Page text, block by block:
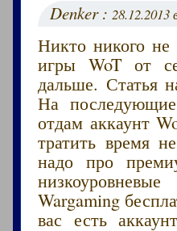
Denker :28.12.2013
Никто никого не
игры WoT от
дальше. Статья
На
отдам аккаунт
тратить время
надо про
Wargaming
вас есть